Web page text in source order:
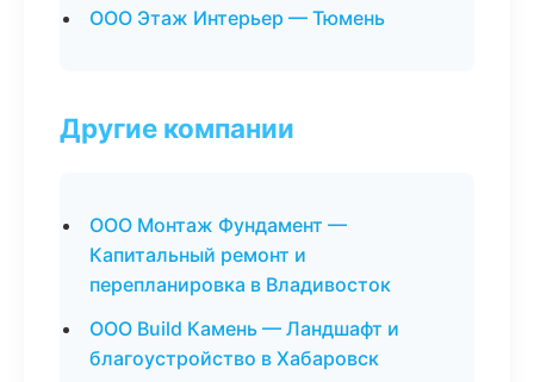
ООО Этаж Интерьер — Тюмень
Другие компании
ООО Монтаж Фундамент —
Капитальный ремонт и
перепланировка в Владивосток
ООО Build Камень — Ландшафт и
благоустройство в Хабаровск